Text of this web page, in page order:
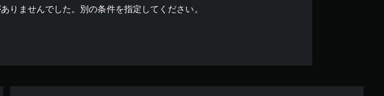
りませんでした。別の条件を指定してください。